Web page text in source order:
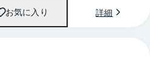
お気に入り 詳細
1 / 0 間取り